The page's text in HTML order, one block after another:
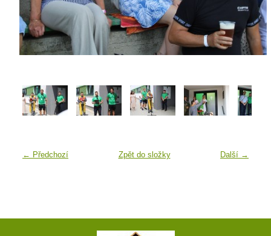
← Předchozí Další →
Zpět do složky